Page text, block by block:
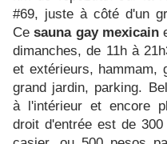
#69, juste à côté d'un
Cesauna gay mexicain
dimanches, de 11h à
et extérieurs, hammam,
grand jardin, parking.
à l'intérieur et encore
droit d'entrée est de